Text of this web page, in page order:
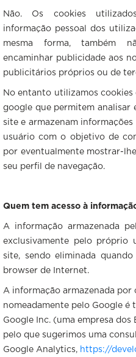
Não. Os cookies
informação pessoal dos
mesma forma, também
encaminhar publicidade aos
publicitários próprios ou de
No entanto utilizamos
google que permitem
site e armazenam
usuário com o objetivo de
por eventualmente mostrar-
seu perfil de navegação.
Quem tem acesso à
A informação armazenada
exclusivamente pelo próprio
site, sendo eliminada
browser de Internet.
A informação armazenada por
nomeadamente pelo Google é
Google Inc. (uma empresa
pelo que sugerimos uma
Google Analytics, https://